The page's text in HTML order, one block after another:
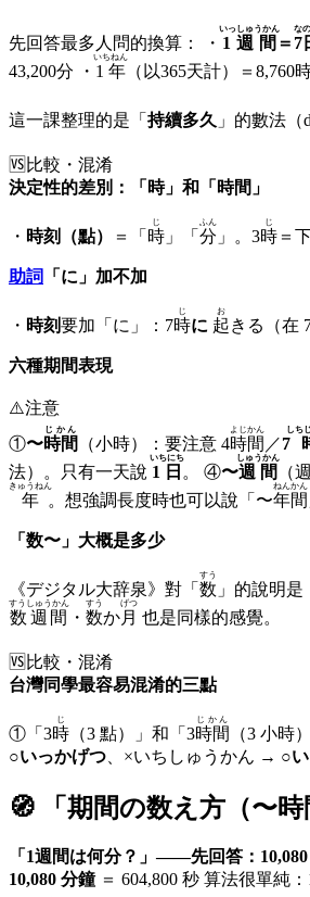
先回答最多人問的換算： ・ 1週間
いっしゅうかん
＝ 7
な
43,200分 ・ 1年
いちねん
（以365天計）＝8,760
這一課整理的是「 持續多久 」的數法（
🆚 比較・混淆
決定性的差別：「時」和「時間」
・ 時刻（點） ＝「 時
じ
」「 分
ふん
」。3時
じ
＝
助詞 「に」加不加
・ 時刻要加「に」：7時
じ
に 起
お
きる（在
六種期間表現
⚠️注意
①〜時間
じかん
（小時）：要注意 4時間
よじかん
／7
しち
法）。只有一天說 1日
いちにち
。 ④〜週間
しゅうかん
（
年
きゅうねん
。想強調長度時也可以說「〜年間
ねんかん
「数〜」大概是多少
《デジタル大辞泉》對「 数
すう
」的說明是
数週間
すうしゅうかん
・ 数
すう
か月
げつ
也是同樣的感覺。
🆚 比較・混淆
台灣同學最容易混淆的三點
①「3時
じ
（3 點）」和「3時間
じかん
（3 小時
○いっかげつ 、×いちしゅうかん → ○
🧭 「 期間の数え方（〜時
「1週間は何分？」——先回答：
10,080 分鐘
＝ 604,800 秒